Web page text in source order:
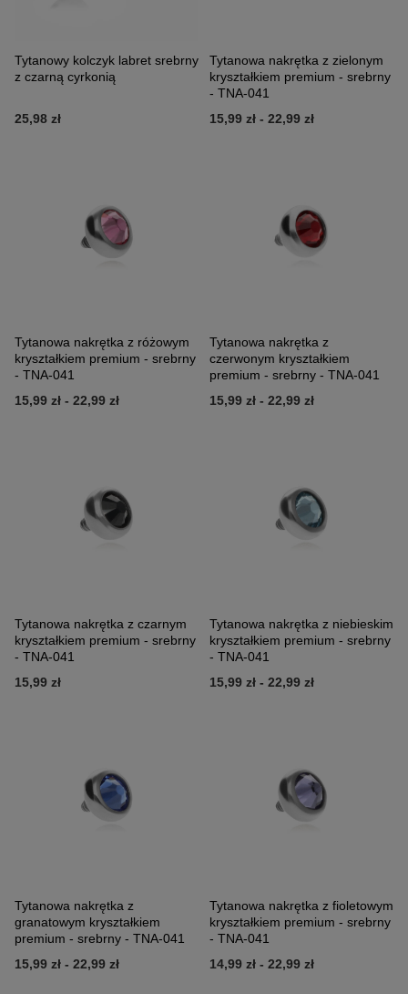
Tytanowy kolczyk labret srebrny
z czarną cyrkonią
25,98 zł
Tytanowa nakrętka z zielonym
kryształkiem premium - srebrny
- TNA-041
15,99 zł - 22,99 zł
Tytanowa nakrętka z różowym
kryształkiem premium - srebrny
- TNA-041
15,99 zł - 22,99 zł
Tytanowa nakrętka z
czerwonym kryształkiem
premium - srebrny - TNA-041
15,99 zł - 22,99 zł
Tytanowa nakrętka z czarnym
kryształkiem premium - srebrny
- TNA-041
15,99 zł
Tytanowa nakrętka z niebieskim
kryształkiem premium - srebrny
- TNA-041
15,99 zł - 22,99 zł
Tytanowa nakrętka z
granatowym kryształkiem
premium - srebrny - TNA-041
15,99 zł - 22,99 zł
Tytanowa nakrętka z fioletowym
kryształkiem premium - srebrny
- TNA-041
14,99 zł - 22,99 zł